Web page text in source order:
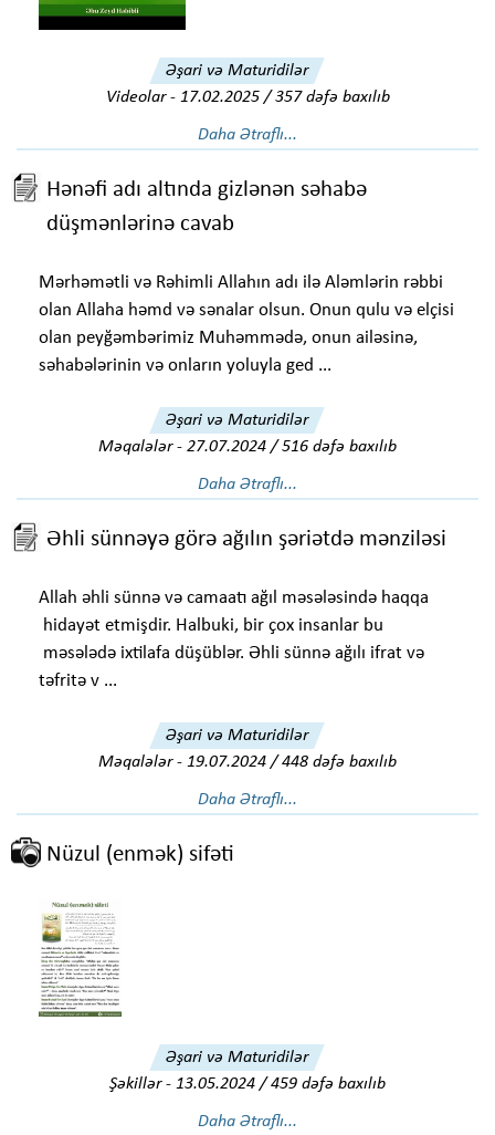
Əşari və Maturidilər
Videolar- 17.02.2025 / 357 dəfə baxılıb
Daha Ətraflı...
Hənəfi adı altında gizlənən səhabə
düşmənlərinə cavab
Mərhəmətli və Rəhimli Allahın adı ilə Aləmlərin rəbbi
olan Allaha həmd və sənalar olsun. Onun qulu və elçisi
olan peyğəmbərimiz Muhəmmədə, onun ailəsinə,
səhabələrinin və onların yoluyla ged ...
Əşari və Maturidilər
Məqalələr- 27.07.2024 / 516 dəfə baxılıb
Daha Ətraflı...
Əhli sünnəyə görə ağılın şəriətdə mənziləsi
Allah əhli sünnə və camaatı ağıl məsələsində haqqa
hidayət etmişdir. Halbuki, bir çox insanlar bu
məsələdə ixtilafa düşüblər. Əhli sünnə ağılı ifrat və
təfritə v ...
Əşari və Maturidilər
Məqalələr- 19.07.2024 / 448 dəfə baxılıb
Daha Ətraflı...
Nüzul (enmək) sifəti
Əşari və Maturidilər
Şəkillər- 13.05.2024 / 459 dəfə baxılıb
Daha Ətraflı...